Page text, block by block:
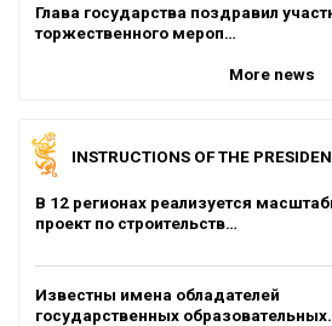
Глава государства поздравил
торжественного мероп…
More news
INSTRUCTIONS OF THE
В 12 регионах реализуется
проект по строительств…
Известны имена обладателей
государственных